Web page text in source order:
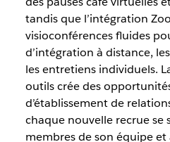
tandis que l’intégration
visioconférences fluides
d’intégration à distance,
les entretiens individuels.
outils crée des
d’établissement de
chaque nouvelle recrue se
membres de son équipe et